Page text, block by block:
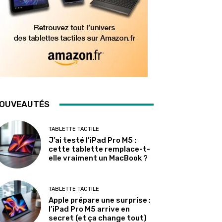
TABLETTE TACTILE
J’ai testé l’iPad Pro M5 :
cette tablette remplace-t-
elle vraiment un MacBook ?
TABLETTE TACTILE
Apple prépare une surprise :
l’iPad Pro M5 arrive en
secret (et ça change tout)